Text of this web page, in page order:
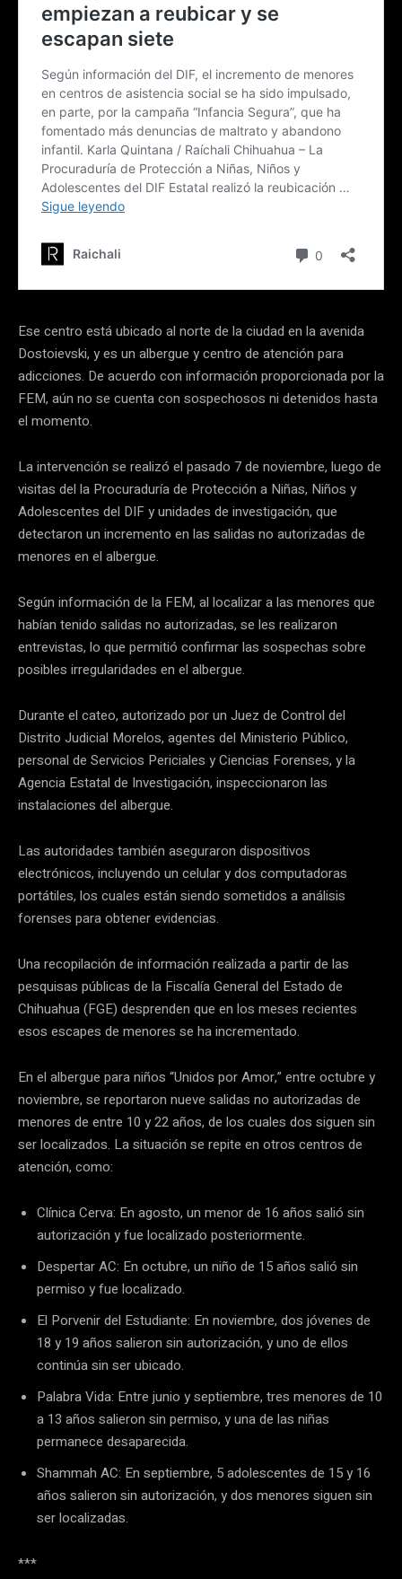
Ese centro está ubicado al norte de la ciudad en la avenida
Dostoievski, y es un albergue y centro de atención para
adicciones. De acuerdo con información proporcionada por la
FEM, aún no se cuenta con sospechosos ni detenidos hasta
el momento.
La intervención se realizó el pasado 7 de noviembre, luego de
visitas del la Procuraduría de Protección a Niñas, Niños y
Adolescentes del DIF y unidades de investigación, que
detectaron un incremento en las salidas no autorizadas de
menores en el albergue.
Según información de la FEM, al localizar a las menores que
habían tenido salidas no autorizadas, se les realizaron
entrevistas, lo que permitió confirmar las sospechas sobre
posibles irregularidades en el albergue.
Durante el cateo, autorizado por un Juez de Control del
Distrito Judicial Morelos, agentes del Ministerio Público,
personal de Servicios Periciales y Ciencias Forenses, y la
Agencia Estatal de Investigación, inspeccionaron las
instalaciones del albergue.
Las autoridades también aseguraron dispositivos
electrónicos, incluyendo un celular y dos computadoras
portátiles, los cuales están siendo sometidos a análisis
forenses para obtener evidencias.
Una recopilación de información realizada a partir de las
pesquisas públicas de la Fiscalía General del Estado de
Chihuahua (FGE) desprenden que en los meses recientes
esos escapes de menores se ha incrementado.
En el albergue para niños “Unidos por Amor,” entre octubre y
noviembre, se reportaron nueve salidas no autorizadas de
menores de entre 10 y 22 años, de los cuales dos siguen sin
ser localizados. La situación se repite en otros centros de
atención, como:
Clínica Cerva: En agosto, un menor de 16 años salió sin
autorización y fue localizado posteriormente.
Despertar AC: En octubre, un niño de 15 años salió sin
permiso y fue localizado.
El Porvenir del Estudiante: En noviembre, dos jóvenes de
18 y 19 años salieron sin autorización, y uno de ellos
continúa sin ser ubicado.
Palabra Vida: Entre junio y septiembre, tres menores de 10
a 13 años salieron sin permiso, y una de las niñas
permanece desaparecida.
Shammah AC: En septiembre, 5 adolescentes de 15 y 16
años salieron sin autorización, y dos menores siguen sin
ser localizadas.
***